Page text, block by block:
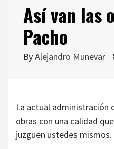
Así van las
Pacho
ByAlejandro Munevar
La actual administración
obras con una calidad
juzguen ustedes mismos.